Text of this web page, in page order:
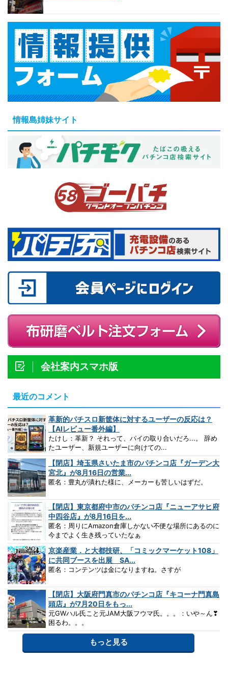
情報島姉妹サイト
会社案内スマホ版
最近のコメント
革新的パチスロ新筐体に対するユーザーの反応は？
【AIレビュー番外編】
たけし：革新？ それって、パイの取り合いだろ...。 辞め
たユーザー、新規ユーザーに向けての...
【閉店】埼玉県さいたま市のパチンコ店『ガーデン大
宮北』が8月16日の営業...
匿名：豊丸が潰れた様に、メーカーも苦しいはずだ。
【閉店】東京都府中市のパチンコ店『ニューアサヒ府
中四谷店』が8月16日を...
匿名：周りにAmazon倉庫しかない不便な場所にあるのに
今までよく生き残っていたなぁ
京楽産業．と大都技研、「コミックマーケット108」
に共同ブースを出展 SA...
匿名：コンテンツは金になりますね。さすが
【閉店】大阪府門真市のパチンコ店『キコーナ門真島
頭店』が7月20日をもっ...
元GWハル氏こと元JAM大阪フウマ氏。。。：いや～ん❣
困るわ。。。
もっと見る